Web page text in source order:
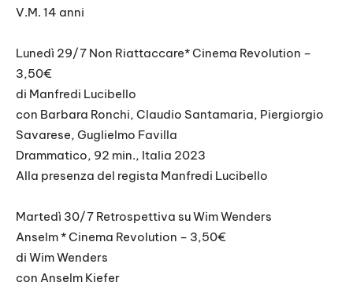
V.M. 14 anni
Lunedì 29/7 Non Riattaccare* Cinema Revolution –
3,50€
di Manfredi Lucibello
con Barbara Ronchi, Claudio Santamaria, Piergiorgio
Savarese, Guglielmo Favilla
Drammatico, 92 min., Italia 2023
Alla presenza del regista Manfredi Lucibello
Martedì 30/7 Retrospettiva su Wim Wenders
Anselm * Cinema Revolution – 3,50€
di Wim Wenders
con Anselm Kiefer